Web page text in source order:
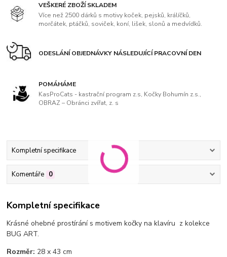
VEŠKERÉ ZBOŽÍ SKLADEM
Více než 2500 dárků s motivy koček, pejsků, králíčků,
morčátek, ptáčků, soviček, koní, lišek, slonů a medvídků.
ODESLÁNÍ OBJEDNÁVKY NÁSLEDUJÍCÍ PRACOVNÍ DEN
POMÁHÁME
KasProCats - kastrační program z.s, Kočky Bohumín z.s.,
OBRAZ – Obránci zvířat, z. s
Kompletní specifikace
Komentáře 0
Kompletní specifikace
Krásné ohebné prostírání s motivem kočky na klavíru z kolekce
BUG ART.
Rozměr: 28 x 43 cm